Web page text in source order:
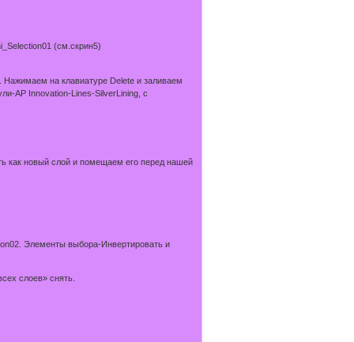
(см.скрин5)
на клавиатуре Delete и заливаем
AP Innovation-Lines-SilverLining, с
как новый слой и помещаем его перед нашей
Элементы выбора-Инвертировать и
слоев» снять.